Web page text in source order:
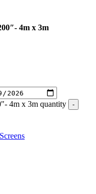
4m x 3m
4m x 3m quantity